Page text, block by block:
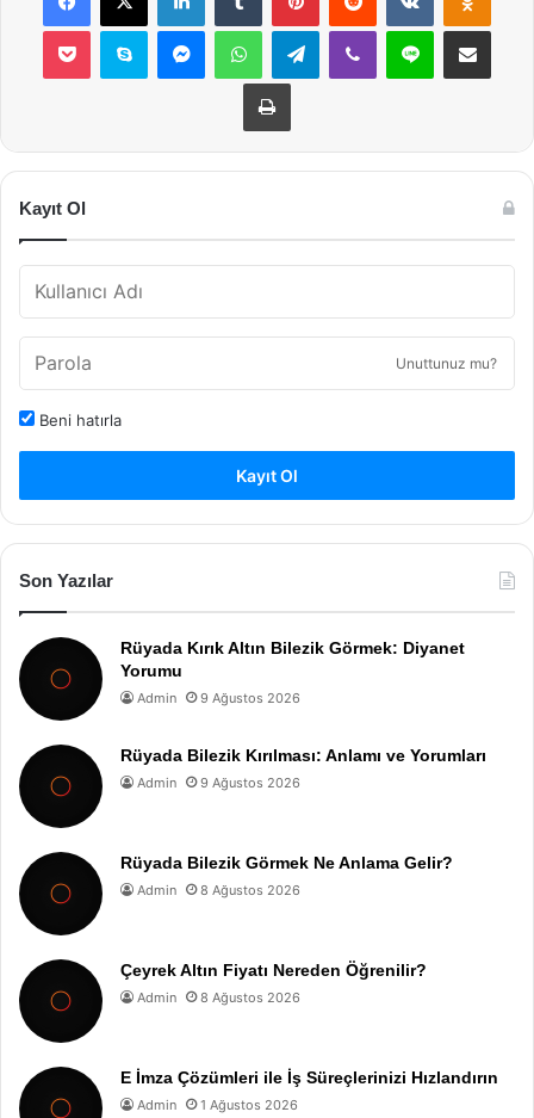
Pocket Skype MessengerWhatsAppTelegramViber Line E-Posta ile
Yazdır
Kayıt Ol
Unuttunuz mu?
Beni hatırla
Kayıt Ol
Son Yazılar
Rüyada Kırık Altın Bilezik Görmek: Diyanet
Yorumu
Admin 9 Ağustos 2026
Rüyada Bilezik Kırılması: Anlamı ve Yorumları
Admin 9 Ağustos 2026
Rüyada Bilezik Görmek Ne Anlama Gelir?
Admin 8 Ağustos 2026
Çeyrek Altın Fiyatı Nereden Öğrenilir?
Admin 8 Ağustos 2026
E İmza Çözümleri ile İş Süreçlerinizi Hızlandırın
Admin 1 Ağustos 2026